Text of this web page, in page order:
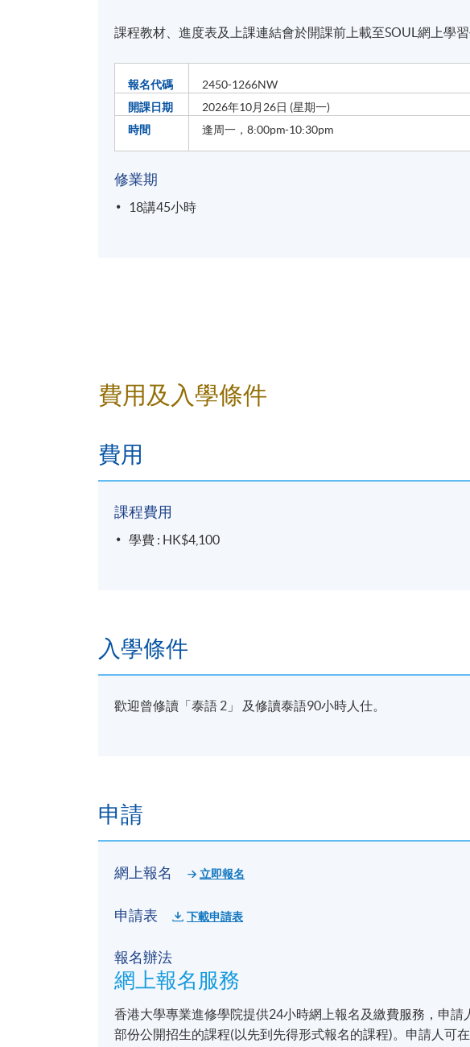
課程教材、進度表及上課連結會於開課前上載至SOUL網上學習
報名代碼 2450-1266NW
開課日期
2026年10月26日 (星期一)
時間
逢周一，8:00pm-10:30pm
修業期
18講45小時
費用及入學條件
費用
課程費用
學費 : HK$4,100
入學條件
歡迎曾修讀「泰語 2」 及修讀泰語90小時人仕。
申請
網上報名 立即報名
申請表 下載申請表
報名辦法
網上報名服務
香港大學專業進修學院提供24小時網上報名及繳費服務，申
部份公開招生的課程(以先到先得形式報名的課程)。申請人可